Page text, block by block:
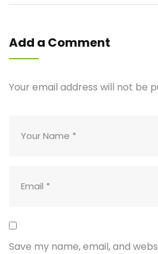
Add a Comment
Your email address will not be
Save my name, email, and